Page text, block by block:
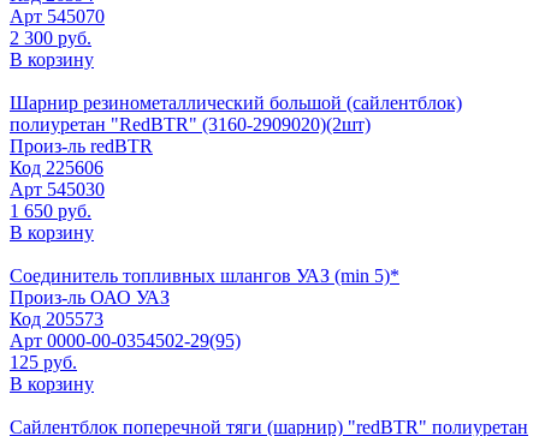
Арт 545070
2 300 руб.
В корзину
Шарнир резинометаллический большой (сайлентблок)
полиуретан "RedBTR" (3160-2909020)(2шт)
Произ-ль redBTR
Код 225606
Арт 545030
1 650 руб.
В корзину
Соединитель топливных шлангов УАЗ (min 5)*
Произ-ль ОАО УАЗ
Код 205573
Арт 0000-00-0354502-29(95)
125 руб.
В корзину
Сайлентблок поперечной тяги (шарнир) "redBTR" полиуретан